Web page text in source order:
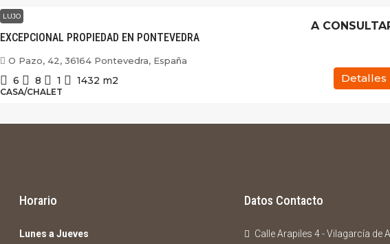
LUJO
EXCEPCIONAL PROPIEDAD EN PONTEVEDRA
A
O Pazo, 42, 36164 Pontevedra, España
6 8 1 1432 m2
CASA/CHALET
Detalles
Horario
Lunes a Jueves
Datos Contacto
Calle Arapiles 4 - Vilagarcía de